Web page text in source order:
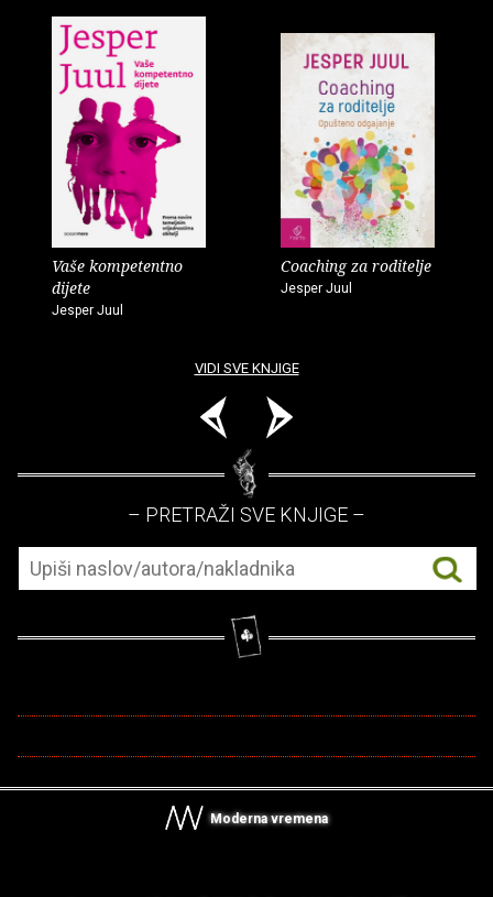
Vaše kompetentno
dijete
Jesper Juul
Coaching za roditelje
Jesper Juul
VIDI SVE KNJIGE
– PRETRAŽI SVE KNJIGE –
Moderna vremena